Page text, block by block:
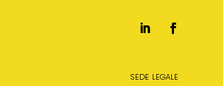
sede legale